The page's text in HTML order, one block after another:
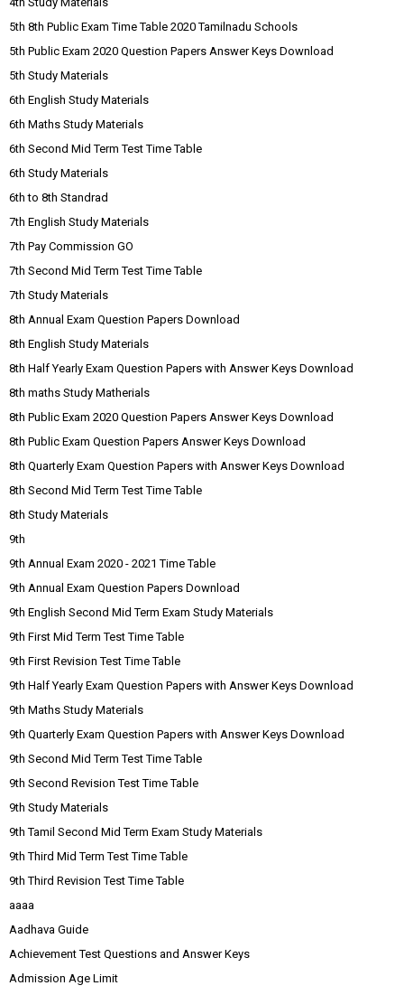
5th 8th Public Exam Time Table 2020 Tamilnadu Schools
5th Public Exam 2020 Question Papers Answer Keys Download
5th Study Materials
6th English Study Materials
6th Maths Study Materials
6th Second Mid Term Test Time Table
6th Study Materials
6th to 8th Standrad
7th English Study Materials
7th Pay Commission GO
7th Second Mid Term Test Time Table
7th Study Materials
8th Annual Exam Question Papers Download
8th English Study Materials
8th Half Yearly Exam Question Papers with Answer Keys Download
8th maths Study Matherials
8th Public Exam 2020 Question Papers Answer Keys Download
8th Public Exam Question Papers Answer Keys Download
8th Quarterly Exam Question Papers with Answer Keys Download
8th Second Mid Term Test Time Table
8th Study Materials
9th
9th Annual Exam 2020 - 2021 Time Table
9th Annual Exam Question Papers Download
9th English Second Mid Term Exam Study Materials
9th First Mid Term Test Time Table
9th First Revision Test Time Table
9th Half Yearly Exam Question Papers with Answer Keys Download
9th Maths Study Materials
9th Quarterly Exam Question Papers with Answer Keys Download
9th Second Mid Term Test Time Table
9th Second Revision Test Time Table
9th Study Materials
9th Tamil Second Mid Term Exam Study Materials
9th Third Mid Term Test Time Table
9th Third Revision Test Time Table
aaaa
Aadhava Guide
Achievement Test Questions and Answer Keys
Admission Age Limit